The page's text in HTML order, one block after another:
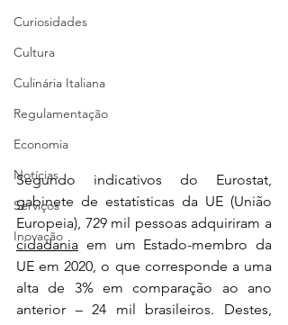
Curiosidades
Cultura
Culinária Italiana
Regulamentação
Economia
Notícias
Serviços
Inovação
Segundo indicativos do Eurostat,
gabinete de estatísticas da UE (União
cidadania em um Estado-membro da
UE em 2020, o que corresponde a uma
alta de 3% em comparação ao ano
anterior – 24 mil brasileiros. Destes,